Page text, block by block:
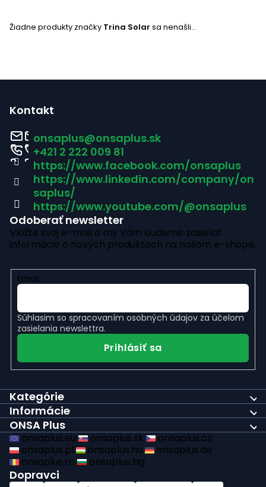
Žiadne produkty značky Trina Solar sa nenašli...
áKontakt
onsaplus@onsaplus.sk
+421 2 222 009 81
https://www.facebook.com/onsaplus
https://www.linkedin.com/company/on
saplus/
https://www.youtube.com/@onsaplus
Odoberať newsletter
Vložte svoj e-mail a my Vám budeme zasielať
informácie o nových produktoch na našom e-shope.
Email
Súhlasim so spracovaním osobných údajov za účelom
zasielania newslettra.
Prihlásiť sa
Kategórie
Informácie
ONSA Plus
onsaplus.eu onsaplus.sk
onsaplus.cz
onsaplus.pl
onsaplus.hu
onsaplus.de
onsaplus.ro
onsaplus.bg
Dopravci